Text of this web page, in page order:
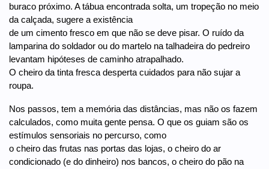
buraco próximo. A tábua encontrada solta, um tropeção no meio
da calçada, sugere a existência
de um cimento fresco em que não se deve pisar. O ruído da
lamparina do soldador ou do martelo na talhadeira do pedreiro
levantam hipóteses de caminho atrapalhado.
O cheiro da tinta fresca desperta cuidados para não sujar a
roupa.
Nos passos, tem a memória das distâncias, mas não os fazem
calculados, como muita gente pensa. O que os guiam são os
estímulos sensoriais no percurso, como
o cheiro das frutas nas portas das lojas, o cheiro do ar
condicionado (e do dinheiro) nos bancos, o cheiro do pão na